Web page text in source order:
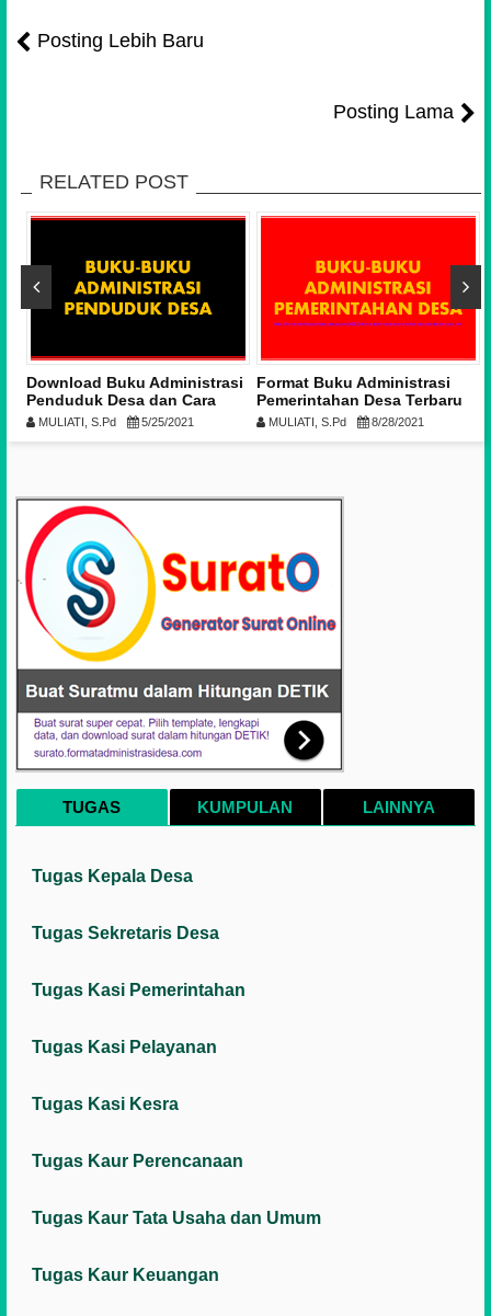
Posting Lebih Baru
Posting Lama
RELATED POST
Download Buku Administrasi
Penduduk Desa dan Cara
Pengisiannya
MULIATI, S.Pd 5/25/2021
Format Buku Administrasi
Pemerintahan Desa Terbaru
(Download)
MULIATI, S.Pd 8/28/2021
TUGAS KUMPULAN LAINNYA
Tugas Kepala Desa
Tugas Sekretaris Desa
Tugas Kasi Pemerintahan
Tugas Kasi Pelayanan
Tugas Kasi Kesra
Tugas Kaur Perencanaan
Tugas Kaur Tata Usaha dan Umum
Tugas Kaur Keuangan